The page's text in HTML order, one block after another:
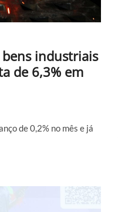
industriais
de 6,3% em
de 0,2% no mês e já